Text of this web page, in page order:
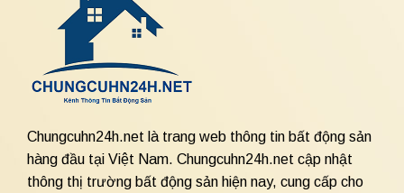
Chungcuhn24h.net là trang web thông tin bất động sản
hàng đầu tại Việt Nam. Chungcuhn24h.net cập nhật
thông thị trường bất động sản hiện nay, cung cấp cho